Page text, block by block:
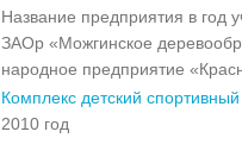
Название предприятия в год
ЗАОр «Можгинское
народное предприятие
Комплекс детский спортивный
2010 год